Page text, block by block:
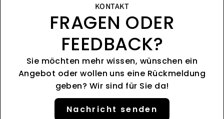
KONTAKT
FRAGEN ODER
FEEDBACK?
Sie möchten mehr wissen, wünschen ein
Angebot oder wollen uns eine Rückmeldung
geben? Wir sind für Sie da!
Nachricht senden